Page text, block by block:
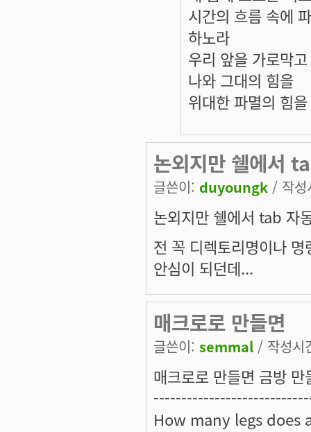
시간의 흐름 속에
하노라
우리 앞을 가로막
나와 그대의 힘을
위대한 파멸의 힘
논외지만 쉘에서
글쓴이: duyoungk / 작
논외지만 쉘에서 tab 자
전 꼭 디렉토리명이나
안심이 되던데...
매크로로 만들면
글쓴이: semmal / 작성
매크로로 만들면 금방 만
How many legs does